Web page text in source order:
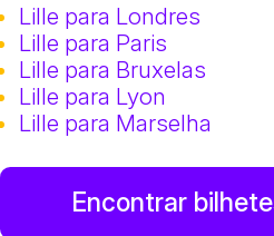
Lille para Londres
Lille para Paris
Lille para Bruxelas
Lille para Lyon
Lille para Marselha
Encontrar